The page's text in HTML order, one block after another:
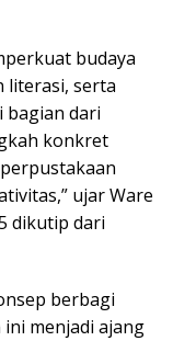
budaya
literasi, serta
bagian dari
konkret
ujar Ware
dikutip dari
berbagi
menjadi ajang